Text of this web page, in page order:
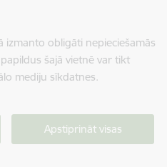
izmanto obligāti nepieciešamās
šajā vietnē var tikt
mediju sīkdatnes.
Apstiprināt visas